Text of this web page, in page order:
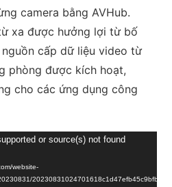
camera bằng AVHub.
xa được hưởng lợi từ bố
cấp dữ liệu video từ
phòng được kích hoạt,
cho các ứng dụng công
or source(s) not found
website-